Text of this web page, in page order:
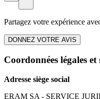
Partagez votre expérience
DONNEZ VOTRE AVIS
Coordonnées légales
Adresse siège social
ERAM SA - SERVICE